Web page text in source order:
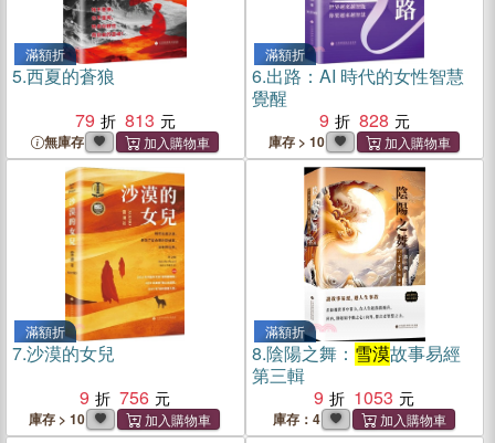
滿額折
5.西夏的蒼狼
79
813
無庫存
滿額折
6.出路：AI 時代的女性智慧
覺醒
9
828
庫存 > 10
滿額折
7.沙漠的女兒
9
756
庫存 > 10
滿額折
8.陰陽之舞： 雪漠故事易經
第三輯
9
1053
庫存：4